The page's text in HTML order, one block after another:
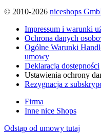
© 2010-2026 niceshops
Impressum i warunki
Ochrona danych
Ogólne Warunki
umowy
Deklaracja dostępności
Ustawienia ochrony
Rezygnacja z
Firma
Inne nice Shops
Odstąp od umowy tutaj